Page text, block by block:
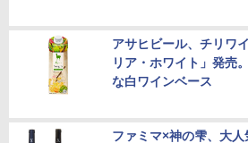
アサヒビール、チリワ
リア・ホワイト」発売
な白ワインベース
ファミマ×神の雫、大